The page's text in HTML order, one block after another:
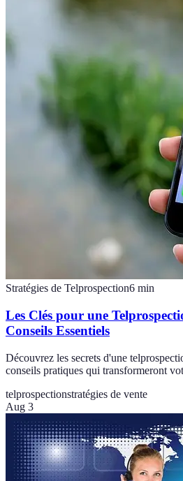
Stratégies de Telprospection6 min
Les Clés pour une
Conseils Essentiels
Découvrez les secrets d'une
conseils pratiques qui transformeront
telprospectionstratégies de vente
Aug 3